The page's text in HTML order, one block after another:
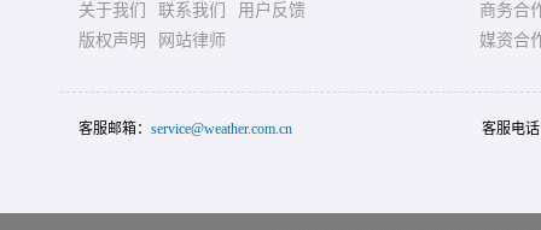
关于我们 联系我们
用户反馈
版权声明
网站律师
商务合
媒资合
客服邮箱： service@weather.com.cn 客服电